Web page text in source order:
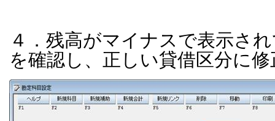
４．残高がマイナスで表示さ
を確認し、正しい貸借区分に